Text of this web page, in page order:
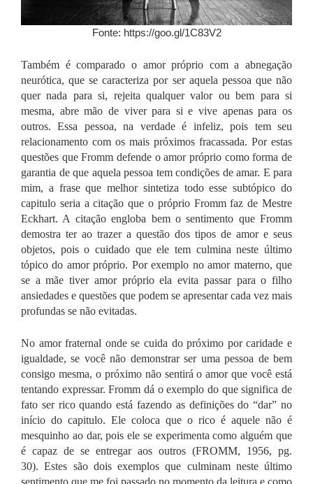
Fonte: https://goo.gl/1C83V2
Também é comparado o amor próprio com a abnegação
neurótica, que se caracteriza por ser aquela pessoa que não
quer nada para si, rejeita qualquer valor ou bem para si
mesma, abre mão de viver para si e vive apenas para os
outros. Essa pessoa, na verdade é infeliz, pois tem seu
relacionamento com os mais próximos fracassada. Por estas
questões que Fromm defende o amor próprio como forma de
garantia de que aquela pessoa tem condições de amar. E para
mim, a frase que melhor sintetiza todo esse subtópico do
capitulo seria a citação que o próprio Fromm faz de Mestre
Eckhart. A citação engloba bem o sentimento que Fromm
demostra ter ao trazer a questão dos tipos de amor e seus
objetos, pois o cuidado que ele tem culmina neste último
tópico do amor próprio. Por exemplo no amor materno, que
se a mãe tiver amor próprio ela evita passar para o filho
ansiedades e questões que podem se apresentar cada vez mais
profundas se não evitadas.
No amor fraternal onde se cuida do próximo por caridade e
igualdade, se você não demonstrar ser uma pessoa de bem
consigo mesma, o próximo não sentirá o amor que você está
tentando expressar. Fromm dá o exemplo do que significa de
fato ser rico quando está fazendo as definições do “dar” no
início do capitulo. Ele coloca que o rico é aquele não é
mesquinho ao dar, pois ele se experimenta como alguém que
é capaz de se entregar aos outros (FROMM, 1956, pg.
30).Estes são dois exemplos que culminam neste último
sentimento que me foi passado no momento da leitura e como